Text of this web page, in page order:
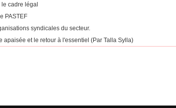
le cadre légal
PASTEF
syndicales du secteur.
et le retour à l'essentiel (Par Talla Sylla)